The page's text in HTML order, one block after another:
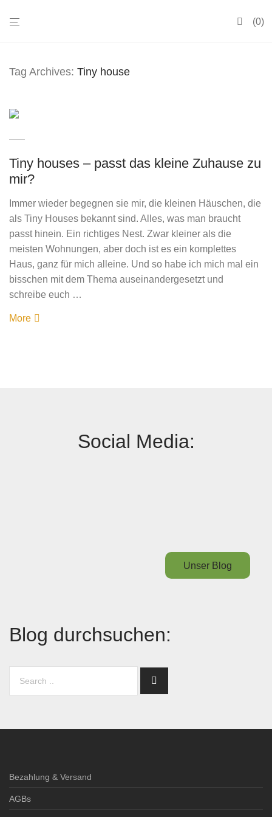
0
Tag Archives: Tiny house
Tiny houses – passt das kleine Zuhause zu
mir?
Immer wieder begegnen sie mir, die kleinen Häuschen, die
als Tiny Houses bekannt sind. Alles, was man braucht
passt hinein. Ein richtiges Nest. Zwar kleiner als die
meisten Wohnungen, aber doch ist es ein komplettes
Haus, ganz für mich alleine. Und so habe ich mich mal ein
bisschen mit dem Thema auseinandergesetzt und
schreibe euch …
More
Social Media:
Unser Blog
Blog durchsuchen:
Bezahlung & Versand
AGBs